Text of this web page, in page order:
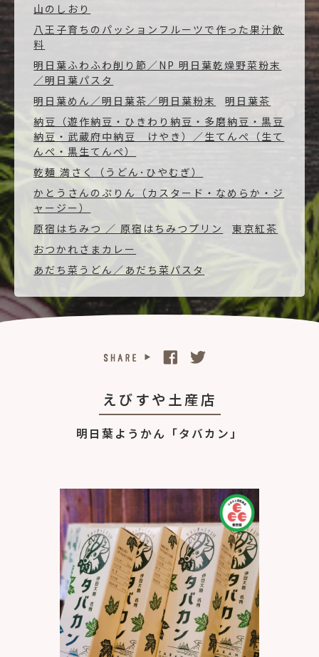
山のしおり
八王子育ちのパッションフルーツで作った果汁飲
料
明日葉ふわふわ削り節／NP 明日葉乾燥野菜粉末
／明日葉パスタ
明日葉めん／明日葉茶／明日葉粉末
明日葉茶
納豆（遊作納豆・ひきわり納豆・多磨納豆・黒豆
納豆・武蔵府中納豆 けやき）／生てんぺ（生て
んぺ・黒生てんぺ）
乾麺 満さく（うどん･ひやむぎ）
かとうさんのぷりん（カスタード・なめらか・ジ
ャージー）
原宿はちみつ ／ 原宿はちみつプリン
東京紅茶
おつかれさまカレー
あだち菜うどん／あだち菜パスタ
えびすや土産店
明日葉ようかん「タバカン」